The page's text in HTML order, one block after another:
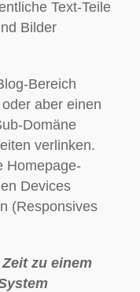
Text-Teile
Bilder
Bereich
aber einen
Domäne
verlinken.
Homepage-
Devices
(Responsives
zu einem